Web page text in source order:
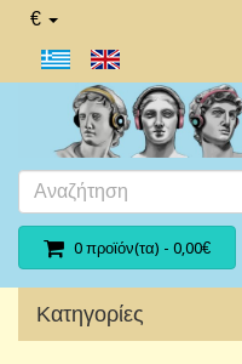
€
0 προϊόν(τα) - 0,00€
Κατηγορίες